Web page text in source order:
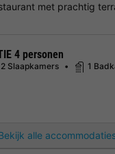
met prachtig
alle
4 personen
2 Slaapkamers 1